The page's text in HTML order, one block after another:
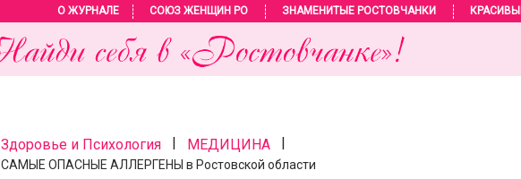
О ЖУРНАЛЕ
СОЮЗ ЖЕНЩИН РО ЗНАМЕНИТЫЕ РОСТОВЧАНКИ
Здоровье и Психология| МЕДИЦИНА |
САМЫЕ ОПАСНЫЕ АЛЛЕРГЕНЫ в Ростовской области